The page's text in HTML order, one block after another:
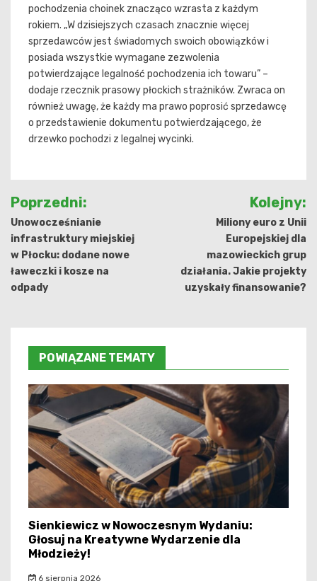
pochodzenia choinek znacząco wzrasta z każdym
rokiem. „W dzisiejszych czasach znacznie więcej
sprzedawców jest świadomych swoich obowiązków i
posiada wszystkie wymagane zezwolenia
potwierdzające legalność pochodzenia ich towaru” –
dodaje rzecznik prasowy płockich strażników. Zwraca on
również uwagę, że każdy ma prawo poprosić sprzedawcę
o przedstawienie dokumentu potwierdzającego, że
drzewko pochodzi z legalnej wycinki.
Nawigacja
wpisu
Poprzedni:
Unowocześnianie
infrastruktury miejskiej
w Płocku: dodane nowe
ławeczki i kosze na
odpady
Kolejny:
Miliony euro z Unii
Europejskiej dla
mazowieckich grup
działania. Jakie projekty
uzyskały finansowanie?
POWIĄZANE TEMATY
Sienkiewicz w Nowoczesnym Wydaniu:
Głosuj na Kreatywne Wydarzenie dla
Młodzieży!
6 sierpnia 2026